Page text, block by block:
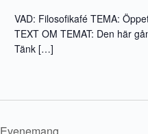
VAD: Filosofikafé TEMA:
TEXT OM TEMAT: Den här
Tänk […]